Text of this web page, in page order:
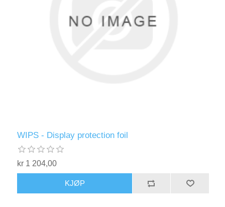
WIPS - Display protection foil
kr 1 204,00
KJØP